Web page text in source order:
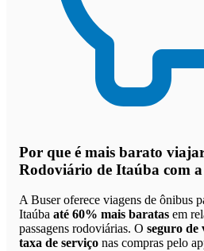
Por que é mais barato
Rodoviário de Itaúba com
A Buser oferece viagens de ônibus
Itaúba até 60% mais baratas em
passagens rodoviárias. O seguro de
taxa de serviço nas compras pelo